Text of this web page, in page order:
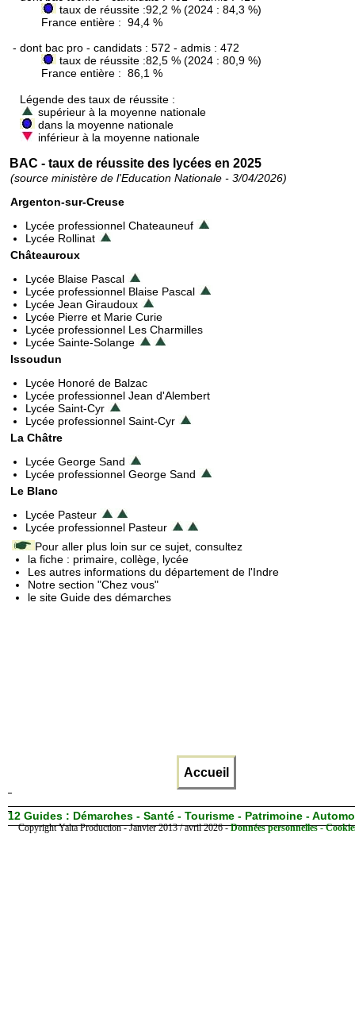
taux de réussite :92,2 % (2024 : 84,3 %)
France entière : 94,4 %
- dont bac pro - candidats : 572 - admis : 472
taux de réussite :82,5 % (2024 : 80,9 %)
France entière : 86,1 %
Légende des taux de réussite :
supérieur à la moyenne nationale
dans la moyenne nationale
inférieur à la moyenne nationale
BAC - taux de réussite des lycées en 2025
(source ministère de l'Education Nationale - 3/04/2026)
Argenton-sur-Creuse
Lycée professionnel Chateauneuf
Lycée Rollinat
Châteauroux
Lycée Blaise Pascal
Lycée professionnel Blaise Pascal
Lycée Jean Giraudoux
Lycée Pierre et Marie Curie
Lycée professionnel Les Charmilles
Lycée Sainte-Solange
Issoudun
Lycée Honoré de Balzac
Lycée professionnel Jean d'Alembert
Lycée Saint-Cyr
Lycée professionnel Saint-Cyr
La Châtre
Lycée George Sand
Lycée professionnel George Sand
Le Blanc
Lycée Pasteur
Lycée professionnel Pasteur
Pour aller plus loin sur ce sujet, consultez
la fiche : primaire, collège, lycée
Les autres informations du département de l'Indre
Notre section "Chez vous"
le site Guide des démarches
Accueil
12 Guides : Démarches - Santé - Tourisme - Patrimoine -
Copyright Yalta Production - Janvier 2013 / avril 2026 -Données personnelles -